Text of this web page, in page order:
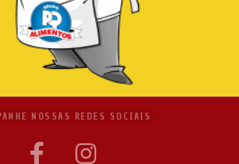
NOSSAS REDES SOCIAIS